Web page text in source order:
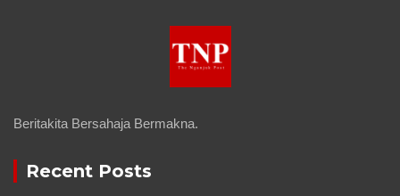
Beritakita Bersahaja Bermakna.
Recent Posts